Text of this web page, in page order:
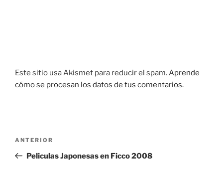
Este sitio usa Akismet para reducir el spam.Aprende
cómo se procesan los datos de tus comentarios.
entradas
Entrada
anterior:
ANTERIOR
Peliculas Japonesas en Ficco 2008